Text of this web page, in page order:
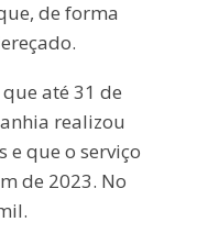
de forma
até 31 de
realizou
e que o serviço
de 2023. No